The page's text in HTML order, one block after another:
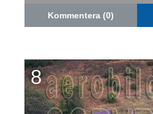
Kommentera (0)
8